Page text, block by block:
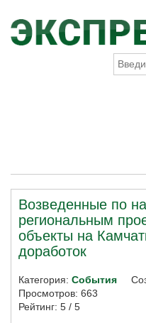
Возведенные по
региональным
объекты на
доработок
Категория: События
Просмотров: 663
Рейтинг: 5 / 5